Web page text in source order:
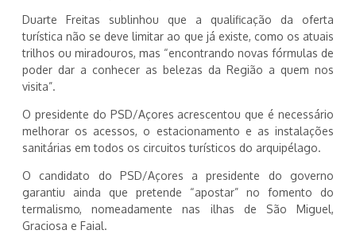
Duarte Freitas sublinhou que a qualificação da oferta
turística não se deve limitar ao que já existe, como os atuais
trilhos ou miradouros, mas “encontrando novas fórmulas de
poder dar a conhecer as belezas da Região a quem nos
visita”.
O presidente do PSD/Açores acrescentou que é necessário
melhorar os acessos, o estacionamento e as instalações
sanitárias em todos os circuitos turísticos do arquipélago.
O candidato do PSD/Açores a presidente do governo
garantiu ainda que pretende “apostar” no fomento do
termalismo, nomeadamente nas ilhas de São Miguel,
Graciosa e Faial.